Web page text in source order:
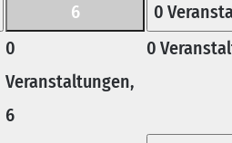
6
0
Veranstaltungen,
6
0
0